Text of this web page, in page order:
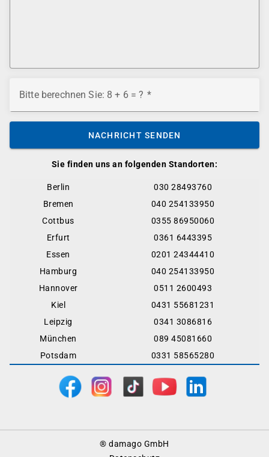
Sie finden uns an folgenden Standorten:
Berlin
030 28493760
Bremen
040 254133950
Cottbus
0355 86950060
Erfurt
0361 6443395
Essen
0201 24344410
Hamburg
040 254133950
Hannover
0511 2600493
Kiel
0431 55681231
Leipzig
0341 3086816
München
089 45081660
Potsdam
0331 58565280
Bitte berechnen Sie: 8 + 6 = ?
NACHRICHT SENDEN
® damago GmbH